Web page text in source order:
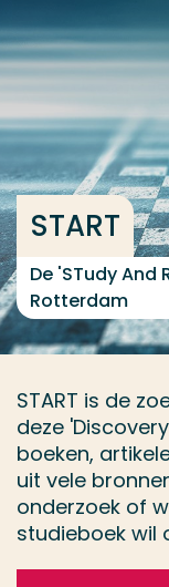
... > START
START
De 'STudy
Rotterdam
START is de
deze
boeken,
uit vele
onderzoek of
studieboek wil
Veel gezocht
Opleiding
Contact